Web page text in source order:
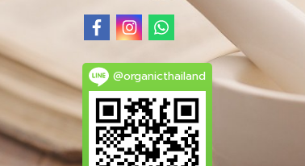
@organicthailand